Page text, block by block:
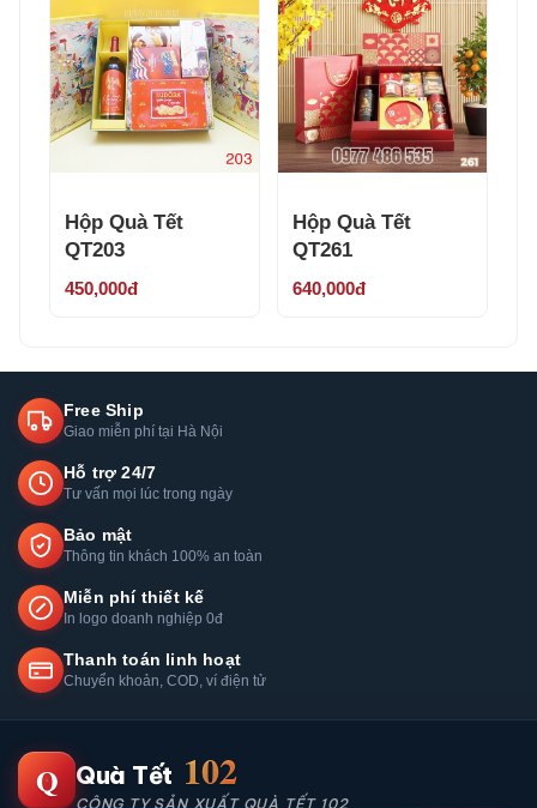
Hộp Quà Tết
QT203
450,000đ
Hộp Quà Tết
QT261
640,000đ
Free Ship
Giao miễn phí tại Hà Nội
Hỗ trợ 24/7
Tư vấn mọi lúc trong ngày
Bảo mật
Thông tin khách 100% an toàn
Miễn phí thiết kế
In logo doanh nghiệp 0đ
Thanh toán linh hoạt
Chuyển khoản, COD, ví điện tử
Q Quà Tết 102
CÔNG TY SẢN XUẤT QUÀ TẾT 102